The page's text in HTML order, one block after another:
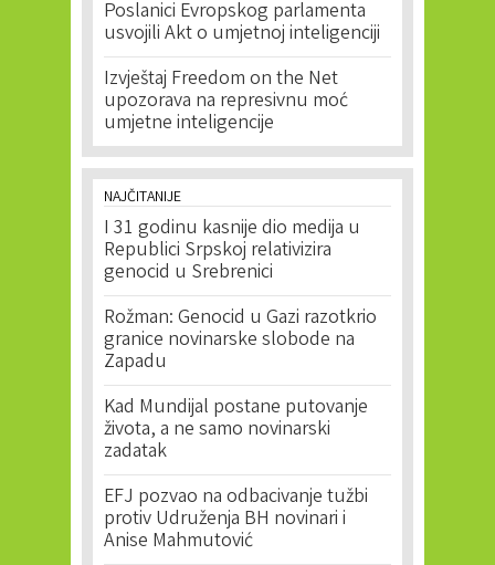
Poslanici Evropskog parlamenta
usvojili Akt o umjetnoj inteligenciji
Izvještaj Freedom on the Net
upozorava na represivnu moć
umjetne inteligencije
NAJČITANIJE
I 31 godinu kasnije dio medija u
Republici Srpskoj relativizira
genocid u Srebrenici
Rožman: Genocid u Gazi razotkrio
granice novinarske slobode na
Zapadu
Kad Mundijal postane putovanje
života, a ne samo novinarski
zadatak
EFJ pozvao na odbacivanje tužbi
protiv Udruženja BH novinari i
Anise Mahmutović